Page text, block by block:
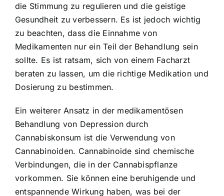
die Stimmung zu regulieren und die geistige
Gesundheit zu verbessern. Es ist jedoch wichtig
zu beachten, dass die Einnahme von
Medikamenten nur ein Teil der Behandlung sein
sollte. Es ist ratsam, sich von einem Facharzt
beraten zu lassen, um die richtige Medikation und
Dosierung zu bestimmen.
Ein weiterer Ansatz in der medikamentösen
Behandlung von Depression durch
Cannabiskonsum ist die Verwendung von
Cannabinoiden. Cannabinoide sind chemische
Verbindungen, die in der Cannabispflanze
vorkommen. Sie können eine beruhigende und
entspannende Wirkung haben, was bei der